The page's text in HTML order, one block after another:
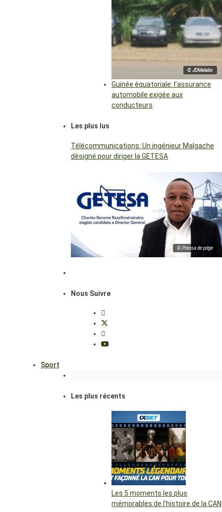
© JDMalabo
Guinée équatoriale: l’assurance
automobile exigée aux
conducteurs
Les plus lus
Télécommunications: Un ingénieur Malgache
désigné pour diriger la GETESA
© Prensa de pdge
Nous Suivre
Sport
Les plus récents
Les 5 moments les plus
mémorables de l’histoire de la CAN